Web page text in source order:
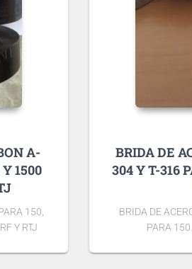
A-
1500
150,
Y RTJ
BRIDA DE
304 Y T-316
BRIDA DE
PARA